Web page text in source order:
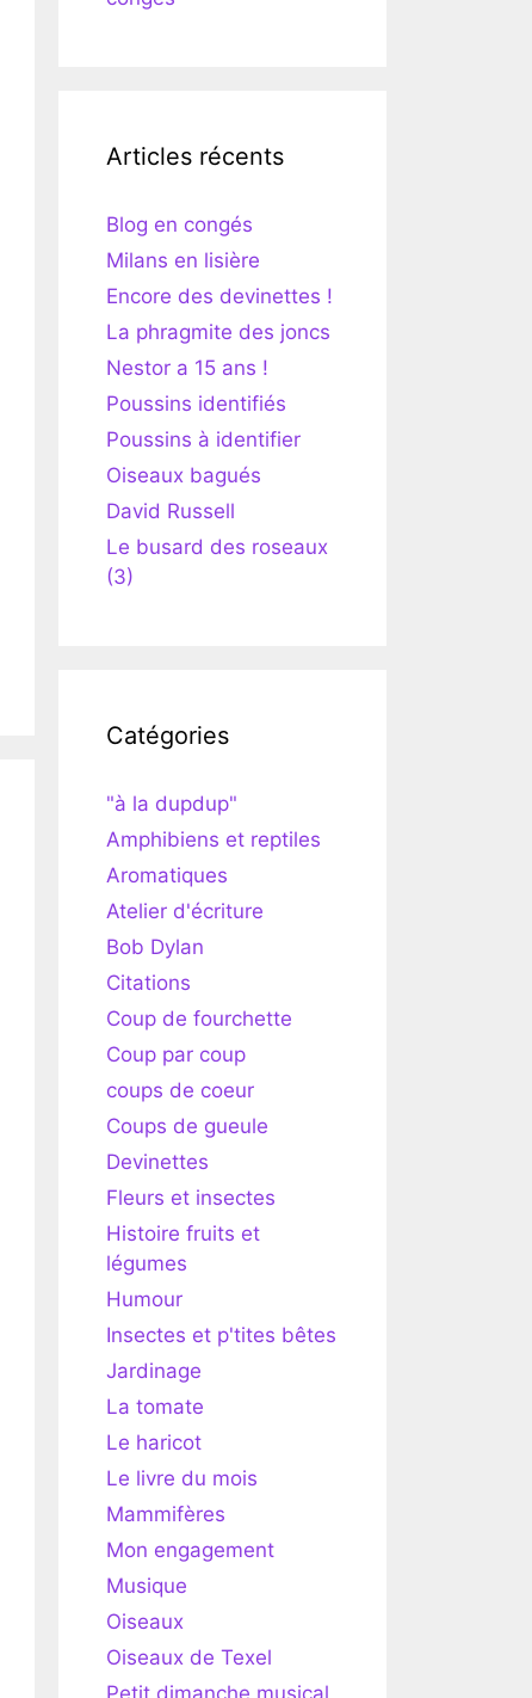
Articles récents
Blog en congés
Milans en lisière
Encore des devinettes !
La phragmite des joncs
Nestor a 15 ans !
Poussins identifiés
Poussins à identifier
Oiseaux bagués
David Russell
Le busard des roseaux
(3)
Catégories
"à la dupdup"
Amphibiens et reptiles
Aromatiques
Atelier d'écriture
Bob Dylan
Citations
Coup de fourchette
Coup par coup
coups de coeur
Coups de gueule
Devinettes
Fleurs et insectes
Histoire fruits et
légumes
Humour
Insectes et p'tites bêtes
Jardinage
La tomate
Le haricot
Le livre du mois
Mammifères
Mon engagement
Musique
Oiseaux
Oiseaux de Texel
Petit dimanche musical